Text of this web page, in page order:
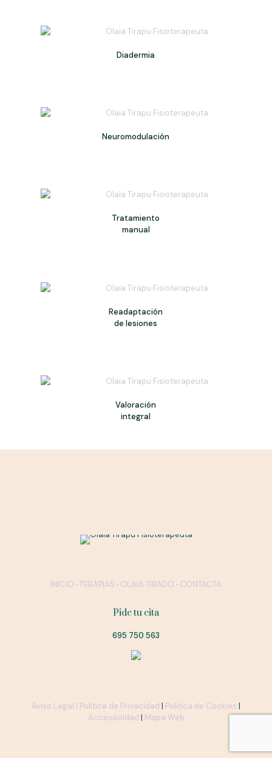
Diadermia
Neuromodulación
Tratamiento
manual
Readaptación
de lesiones
Valoración
integral
INICIO · TERÁPIAS · OLAIA TIRADO · CONTACTA
Pide tu cita
695 750 563
Aviso Legal | Política de Privacidad | Política de Cookies |
Accesibilidad | Mapa Web